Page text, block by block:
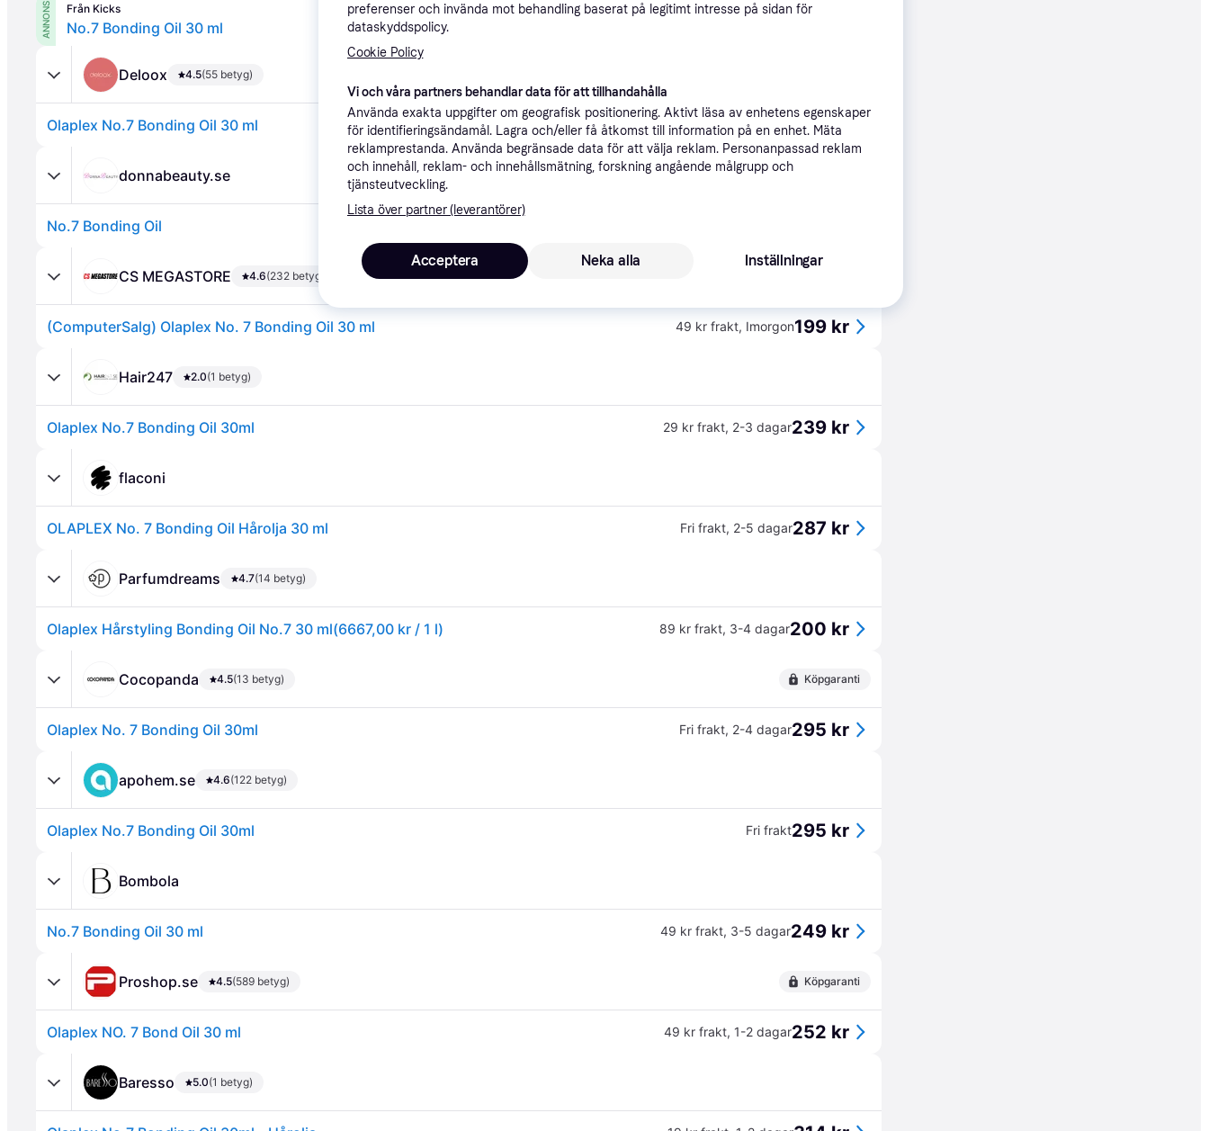
ANNONS Från Kicks
No.7 Bonding Oil 30 ml 1-5 dagar 379 kr
Deloox 4.5(55 betyg)
Olaplex No.7 Bonding Oil 30 ml Lägst pris·89 kr frakt,4 dagar178 kr
donnabeauty.se
No.7 Bonding Oil
CS MEGASTORE 4.6(232 betyg)
(ComputerSalg) Olaplex No. 7 Bonding Oil 30 ml 49 kr frakt, Imorgon199 kr
Hair247 2.0(1 betyg)
Olaplex No.7 Bonding Oil 30ml 29 kr frakt, 2-3 dagar239 kr
flaconi
OLAPLEX No. 7 Bonding Oil Hårolja 30 ml Fri frakt, 2-5 dagar287 kr
Parfumdreams 4.7(14 betyg)
Olaplex Hårstyling Bonding Oil No.7 30 ml(6667,00 kr / 1 l) 89 kr frakt, 3-4 dagar200 kr
Cocopanda 4.5(13 betyg) Köpgaranti
Olaplex No. 7 Bonding Oil 30ml Fri frakt, 2-4 dagar295 kr
apohem.se 4.6(122 betyg)
Olaplex No.7 Bonding Oil 30ml Fri frakt295 kr
Bombola
No.7 Bonding Oil 30 ml 49 kr frakt, 3-5 dagar249 kr
Proshop.se 4.5(589 betyg) Köpgaranti
Olaplex NO. 7 Bond Oil 30 ml 49 kr frakt, 1-2 dagar252 kr
Baresso 5.0(1 betyg)
preferenser och invända mot behandling baserat på legitimt intresse på sidan för
dataskyddspolicy.
Cookie Policy
Vi och våra partners behandlar data för att tillhandahålla
Använda exakta uppgifter om geografisk positionering. Aktivt läsa av enhetens egenskaper
för identifieringsändamål. Lagra och/eller få åtkomst till information på en enhet. Mäta
reklamprestanda. Använda begränsade data för att välja reklam. Personanpassad reklam
och innehåll, reklam- och innehållsmätning, forskning angående målgrupp och
tjänsteutveckling.
Lista över partner (leverantörer)
Neka alla
Acceptera Inställningar